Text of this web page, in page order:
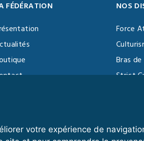
votre expérience de
FÉDÉRATION NOS
Force
Bras
Strict